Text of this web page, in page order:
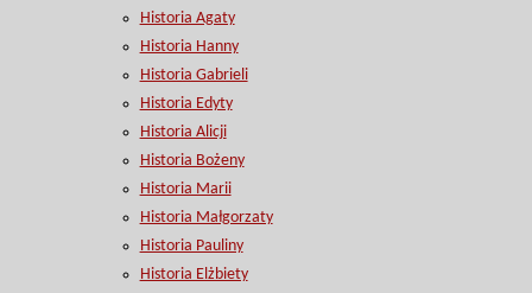
Historia Agaty
Historia Hanny
Historia Gabrieli
Historia Edyty
Historia Alicji
Historia Bożeny
Historia Marii
Historia Małgorzaty
Historia Pauliny
Historia Elżbiety